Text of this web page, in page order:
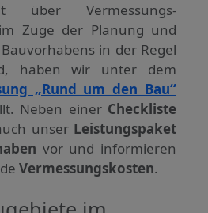
über Vermessungs­
Zuge der Planung und
in der Regel
haben wir unter dem
„Rund um den Bau“
Neben einer Checkliste
unser Leistungspaket
vor und informieren
Vermessungskosten.